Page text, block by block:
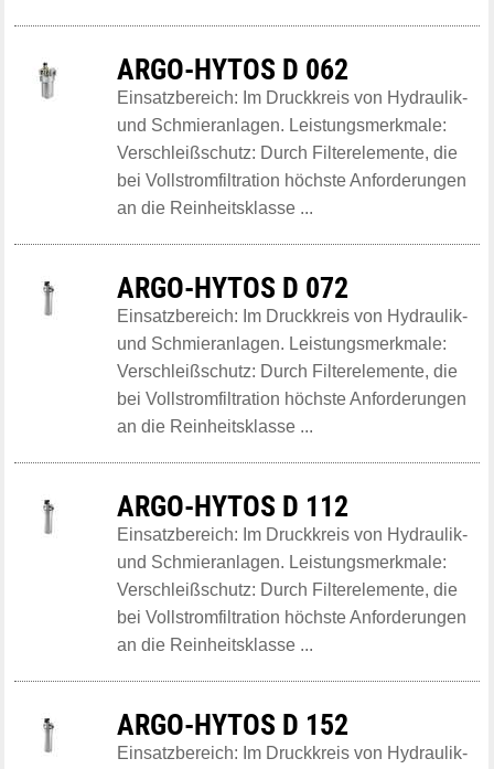
ARGO-HYTOS D 062
Einsatzbereich: Im Druckkreis von Hydraulik-
und Schmieranlagen. Leistungsmerkmale:
Verschleißschutz: Durch Filterelemente, die
bei Vollstromfiltration höchste Anforderungen
an die Reinheitsklasse ...
ARGO-HYTOS D 072
Einsatzbereich: Im Druckkreis von Hydraulik-
und Schmieranlagen. Leistungsmerkmale:
Verschleißschutz: Durch Filterelemente, die
bei Vollstromfiltration höchste Anforderungen
an die Reinheitsklasse ...
ARGO-HYTOS D 112
Einsatzbereich: Im Druckkreis von Hydraulik-
und Schmieranlagen. Leistungsmerkmale:
Verschleißschutz: Durch Filterelemente, die
bei Vollstromfiltration höchste Anforderungen
an die Reinheitsklasse ...
ARGO-HYTOS D 152
Einsatzbereich: Im Druckkreis von Hydraulik-